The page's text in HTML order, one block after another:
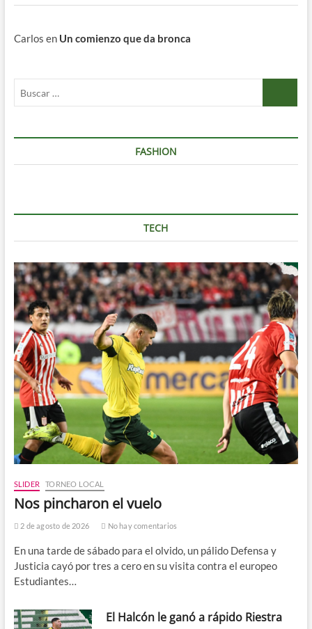
Carlos en Un comienzo que da bronca
FASHION
TECH
SLIDER TORNEO LOCAL
Nos pincharon el vuelo
2 de agosto de 2026 No hay comentarios
En una tarde de sábado para el olvido, un pálido Defensa y
Justicia cayó por tres a cero en su visita contra el europeo
Estudiantes…
El Halcón le ganó a rápido Riestra